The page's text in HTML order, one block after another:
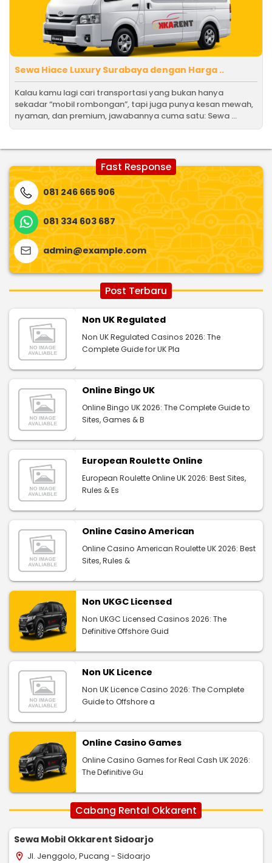
Sewa Hiace Luxury Surabaya dengan Harga ..
Kalau kamu lagi cari transportasi yang bukan hanya
sekadar “mobil rombongan”, tapi juga punya kesan mewah,
nyaman, dan premium, jawabannya cuma satu: Sewa ...
Fast Response
081 246 665 906
081 334 603 687
admin@example.com
Post Terbaru
Non UK Regulated
Non UK Regulated Casinos 2026: The
Complete Guide for UK Pla
Online Bingo UK
Online Bingo UK 2026: The Complete Guide to
Sites, Games & B
European Roulette Online
European Roulette Online UK 2026: Best Sites,
Rules & Es
Online Casino American
Online Casino American Roulette UK 2026: Best
Sites, Rules &
Non UKGC Licensed
Non UKGC Licensed Casinos 2026: The
Definitive Offshore Guid
Non UK Licence
Non UK Licence Casino 2026: The Complete
Guide to Offshore a
Online Casino Games
Online Casino Games for Real Cash UK 2026:
The Definitive Gu
Cabang Rental Okkarent
Sewa Mobil Okkarent Sidoarjo
location_on Jl. Jenggolo, Pucang - Sidoarjo